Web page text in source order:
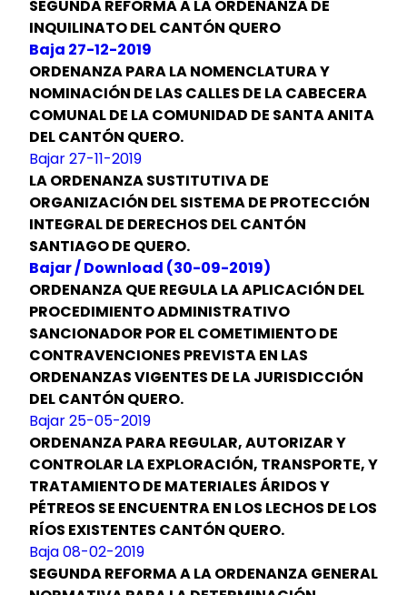
SEGUNDA REFORMA A LA ORDENANZA DE
INQUILINATO DEL CANTÓN QUERO
Baja 27-12-2019
ORDENANZA PARA LA NOMENCLATURA Y
NOMINACIÓN DE LAS CALLES DE LA CABECERA
COMUNAL DE LA COMUNIDAD DE SANTA ANITA
DEL CANTÓN QUERO.
Bajar 27-11-2019
LA ORDENANZA SUSTITUTIVA DE
ORGANIZACIÓN DEL SISTEMA DE PROTECCIÓN
INTEGRAL DE DERECHOS DEL CANTÓN
SANTIAGO DE QUERO.
Bajar / Download (30-09-2019)
ORDENANZA QUE REGULA LA APLICACIÓN DEL
PROCEDIMIENTO ADMINISTRATIVO
SANCIONADOR POR EL COMETIMIENTO DE
CONTRAVENCIONES PREVISTA EN LAS
ORDENANZAS VIGENTES DE LA JURISDICCIÓN
DEL CANTÓN QUERO.
Bajar 25-05-2019
ORDENANZA PARA REGULAR, AUTORIZAR Y
CONTROLAR LA EXPLORACIÓN, TRANSPORTE, Y
TRATAMIENTO DE MATERIALES ÁRIDOS Y
PÉTREOS SE ENCUENTRA EN LOS LECHOS DE LOS
RÍOS EXISTENTES CANTÓN QUERO.
Baja 08-02-2019
SEGUNDA REFORMA A LA ORDENANZA GENERAL